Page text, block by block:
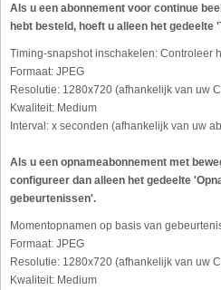
Als u een abonnement voor continue
hebt besteld, hoeft u alleen het gedeelte
Timing-snapshot inschakelen: Controleer
Formaat: JPEG
Resolutie: 1280x720 (afhankelijk van uw
Kwaliteit: Medium
Interval: x seconden (afhankelijk van uw
Als u een opnameabonnement met
configureer dan alleen het gedeelte
gebeurtenissen'.
Momentopnamen op basis van
Formaat: JPEG
Resolutie: 1280x720 (afhankelijk van uw
Kwaliteit: Medium